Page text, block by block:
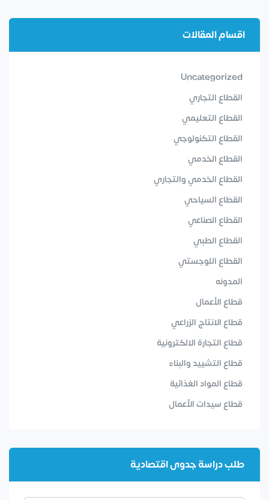
اقسام المقالات
Uncategorized
القطاع التجاري
القطاع التعليمي
القطاع التكنولوجي
القطاع الخدمي
القطاع الخدمي والتجاري
القطاع السياحي
القطاع الصناعي
القطاع الطبي
القطاع اللوجستي
المدونه
قطاع الأعمال
قطاع الانتاج الزراعي
قطاع التجارة الالكترونية
قطاع التشييد والبناء
قطاع المواد الغذائية
قطاع سيدات الأعمال
طلب دراسة جدوى اقتصادية